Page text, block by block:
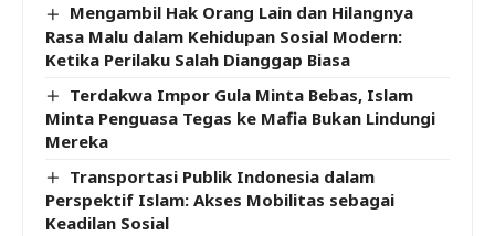
Mengambil Hak Orang Lain dan Hilangnya
Rasa Malu dalam Kehidupan Sosial Modern:
Ketika Perilaku Salah Dianggap Biasa
Terdakwa Impor Gula Minta Bebas, Islam
Minta Penguasa Tegas ke Mafia Bukan Lindungi
Mereka
Transportasi Publik Indonesia dalam
Perspektif Islam: Akses Mobilitas sebagai
Keadilan Sosial